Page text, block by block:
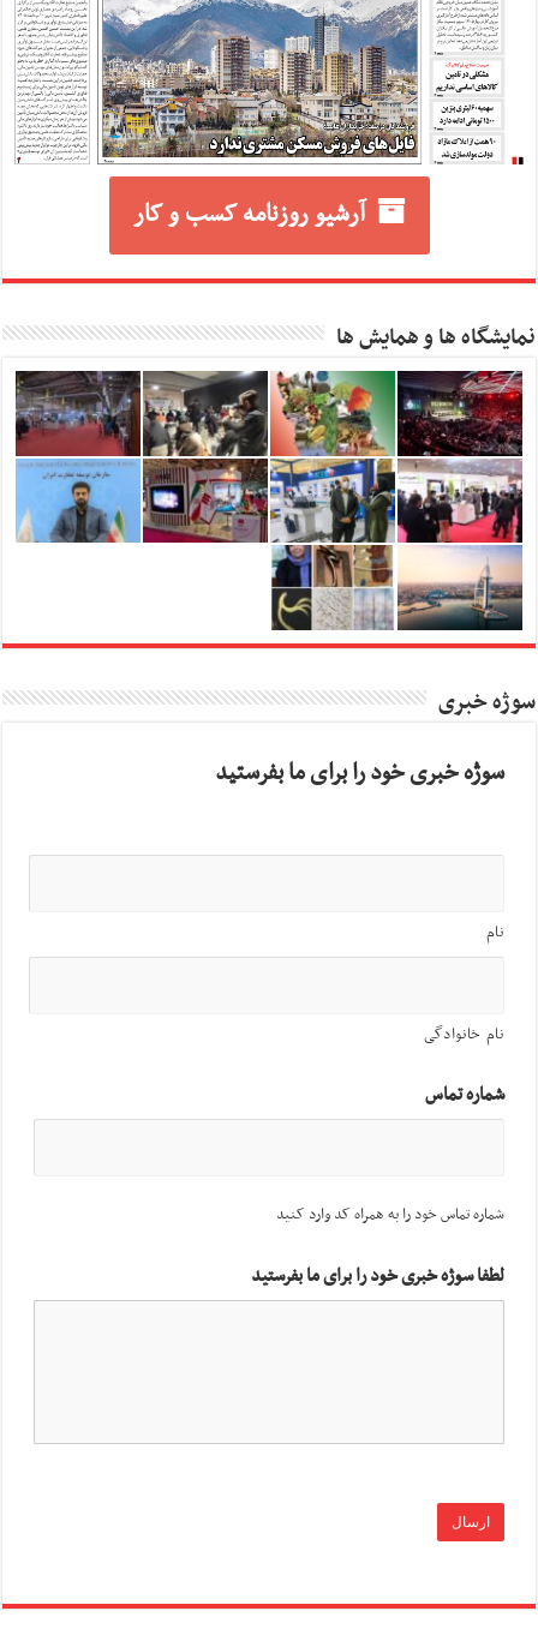
آرشیو روزنامه کسب و کار
نمایشگاه ها و همایش ها
سوژه خبری
سوژه خبری خود را برای ما بفرستید
نام
نام خانوادگی
شماره تماس
شماره تماس خود را به همراه کد وارد کنید
لطفا سوژه خبری خود را برای ما بفرستید